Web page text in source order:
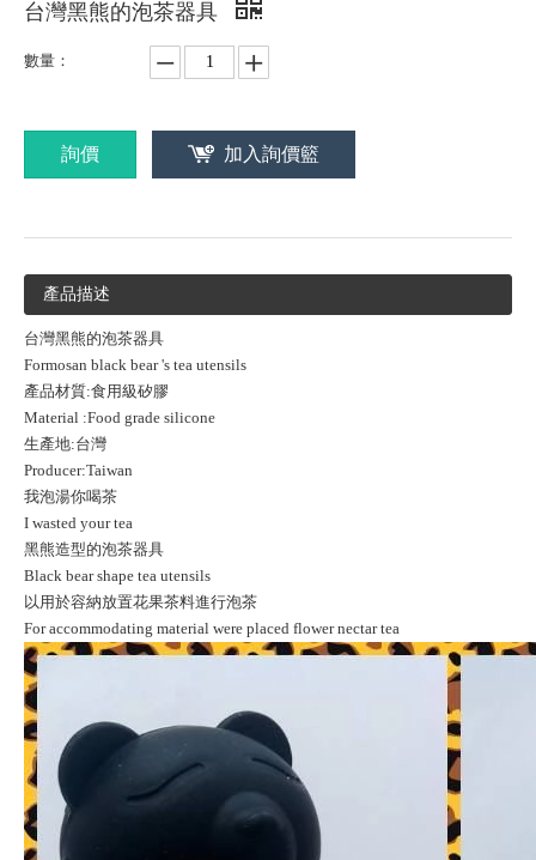
台灣黑熊的泡茶器具
數量：
詢價 加入詢價籃
產品描述
台灣黑熊的泡茶器具
Formosan black bear 's tea utensils
產品材質:食用級矽膠
Material :Food grade silicone
生產地:台灣
Producer:Taiwan
我泡湯你喝茶
I wasted your tea
黑熊造型的泡茶器具
Black bear shape tea utensils
以用於容納放置花果茶料進行泡茶
For accommodating material were placed flower nectar tea